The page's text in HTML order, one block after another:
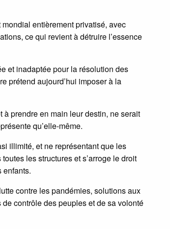
entièrement privatisé, avec
ce qui revient à détruire l’essence
et inadaptée pour la résolution des
prétend aujourd’hui imposer à la
prendre en main leur destin, ne serait
qu’elle-même.
illimité, et ne représentant que les
les structures et s’arroge le droit
enfants.
contre les pandémies, solutions aux
contrôle des peuples et de sa volonté